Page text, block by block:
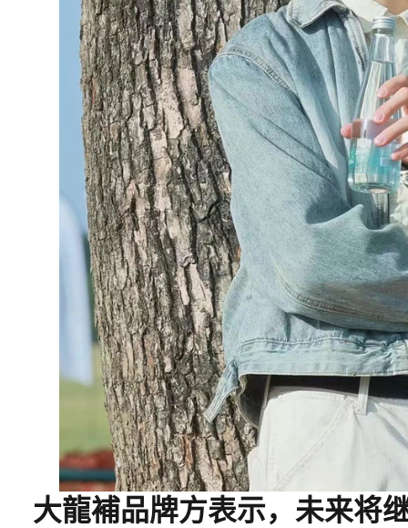
大龍補品牌方表示，未来将